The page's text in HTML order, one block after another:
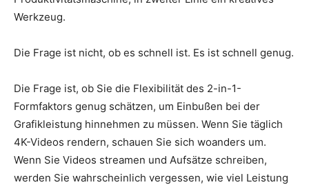
Werkzeug.
Die Frage ist nicht, ob es schnell ist. Es ist schnell genug.
Die Frage ist, ob Sie die Flexibilität des 2-in-1-
Formfaktors genug schätzen, um Einbußen bei der
Grafikleistung hinnehmen zu müssen. Wenn Sie täglich
4K-Videos rendern, schauen Sie sich woanders um.
Wenn Sie Videos streamen und Aufsätze schreiben,
werden Sie wahrscheinlich vergessen, wie viel Leistung